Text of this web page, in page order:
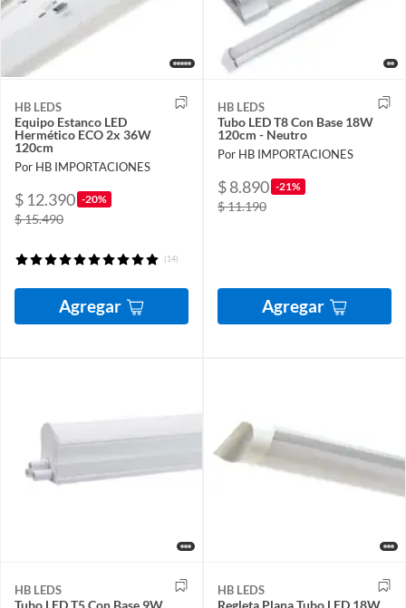
HB LEDS
Equipo Estanco LED
Hermético ECO 2x 36W
120cm
Por HB IMPORTACIONES
$ 12.390 -20%
$ 15.490
(14)
Agregar
HB LEDS
Tubo LED T8 Con Base 18W
120cm - Neutro
Por HB IMPORTACIONES
$ 8.890 -21%
$ 11.190
Agregar
HB LEDS HB LEDS